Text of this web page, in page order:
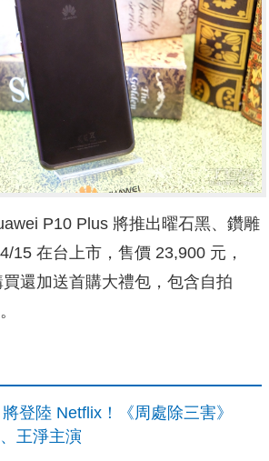
P10 Plus 將推出曜石黑、鑽雕
15 在台上市，售價 23,900 元，
還加送首購大禮包，包含自拍
將登陸 Netflix！《周處除三害》
王淨主演